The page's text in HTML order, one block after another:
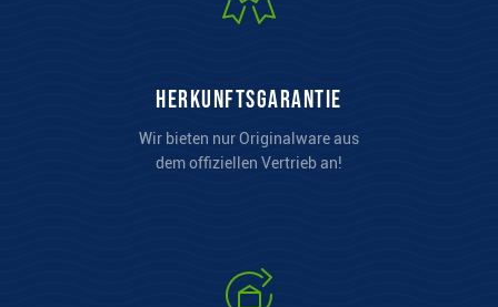
Herkunftsgarantie
Wir bieten nur Originalware aus
dem offiziellen Vertrieb an!